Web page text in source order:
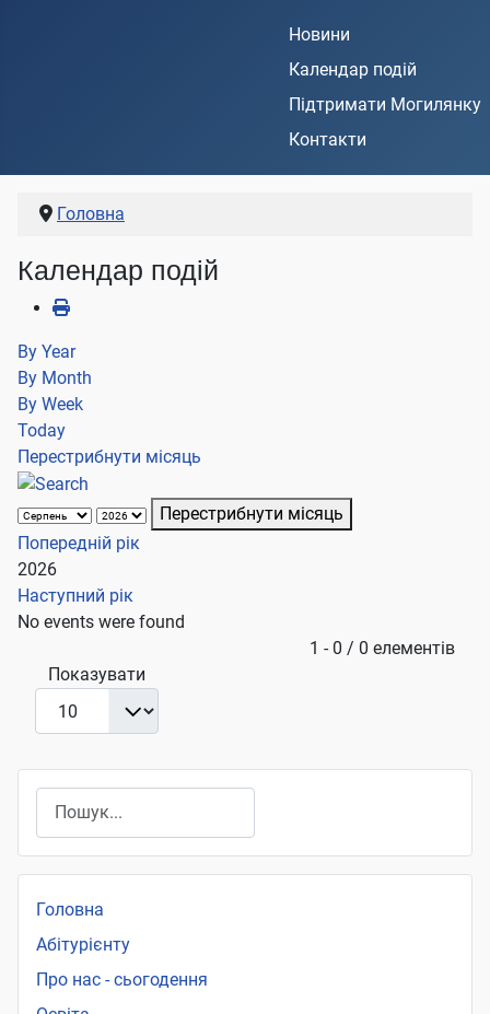
Новини
Календар подій
Підтримати Могилянку
Контакти
Головна
Календар подій
By Year
By Month
By Week
Today
Перестрибнути місяць
Перестрибнути місяць
Попередній рік
2026
Наступний рік
No events were found
1 - 0 / 0 елементів
Показувати
Головна
Абітурієнту
Про нас - сьогодення